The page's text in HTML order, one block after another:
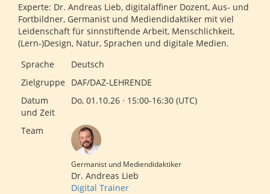
Experte: Dr. Andreas Lieb, digitalaffiner Dozent, Aus- und
Fortbildner, Germanist und Mediendidaktiker mit viel
Leidenschaft für sinnstiftende Arbeit, Menschlichkeit,
(Lern-)Design, Natur, Sprachen und digitale Medien.
Sprache
Deutsch
Zielgruppe
DAF/DAZ-LEHRENDE
Datum
und Zeit
Do, 01.10.26 · 15:00-16:30 (UTC)
Team
Germanist und Mediendidaktiker
Dr. Andreas Lieb
Digital Trainer